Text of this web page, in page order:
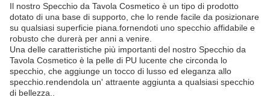
Il nostro Specchio da Tavola Cosmetico è un tipo di prodotto
dotato di una base di supporto, che lo rende facile da posizionare
su qualsiasi superficie piana.fornendoti uno specchio affidabile e
robusto che durerà per anni a venire.
Una delle caratteristiche più importanti del nostro Specchio da
Tavola Cosmetico è la pelle di PU lucente che circonda lo
specchio, che aggiunge un tocco di lusso ed eleganza allo
specchio.rendendola un' attraente aggiunta a qualsiasi specchio
di bellezza..